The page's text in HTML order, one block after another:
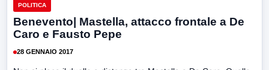
POLITICA
Benevento| Mastella, attacco frontale a De
Caro e Fausto Pepe
28 GENNAIO 2017